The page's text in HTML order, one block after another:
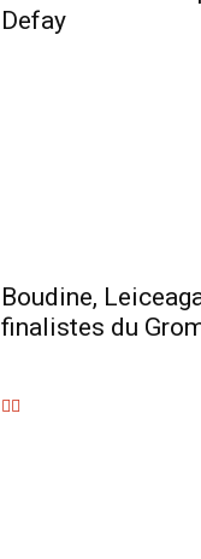
Defay
Boudine,
finalistes du